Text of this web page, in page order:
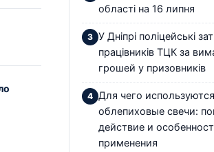
області на 16 липня
У Дніпрі поліцейські
працівників ТЦК за
грошей у призовників
Для чего используются
облепиховые свечи:
действие и
применения